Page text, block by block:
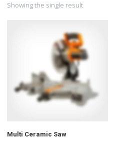
Showing the single result
Multi Ceramic Saw